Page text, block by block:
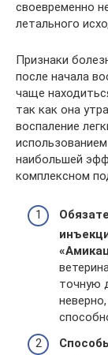
своевременно
летального
Признаки
после начала
чаще
так как она
воспаление
наибольшей
комплексном
точную